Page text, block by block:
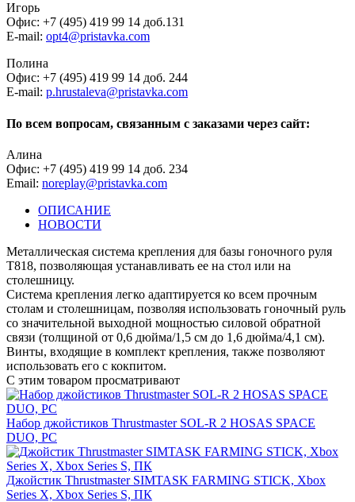
Игорь
Офис: +7 (495) 419 99 14 доб.131
E-mail: opt4@pristavka.com
Полина
Офис: +7 (495) 419 99 14 доб. 244
E-mail: p.hrustaleva@pristavka.com
По всем вопросам, связанным с заказами через сайт:
Алина
Офис: +7 (495) 419 99 14 доб. 234
Email: noreplay@pristavka.com
ОПИСАНИЕ
НОВОСТИ
Металлическая система крепления для базы гоночного руля
T818, позволяющая устанавливать ее на стол или на
столешницу.
Система крепления легко адаптируется ко всем прочным
столам и столешницам, позволяя использовать гоночный руль
со значительной выходной мощностью силовой обратной
связи (толщиной от 0,6 дюйма/1,5 см до 1,6 дюйма/4,1 см).
Винты, входящие в комплект крепления, также позволяют
использовать его с кокпитом.
С этим товаром просматривают
Набор джойстиков Thrustmaster SOL-R 2 HOSAS SPACE
DUO, PC
Джойстик Thrustmaster SIMTASK FARMING STICK, Xbox
Series X, Xbox Series S, ПК